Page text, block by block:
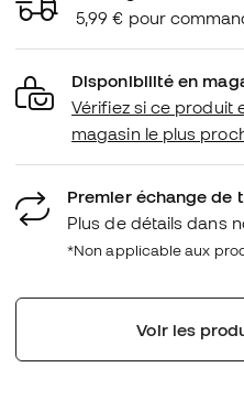
5,99 € pour
Disponibilité en
Vérifiez si ce produit
magasin le plus
Premier échange de
Plus de détails dans
*Non applicable aux
Voir les